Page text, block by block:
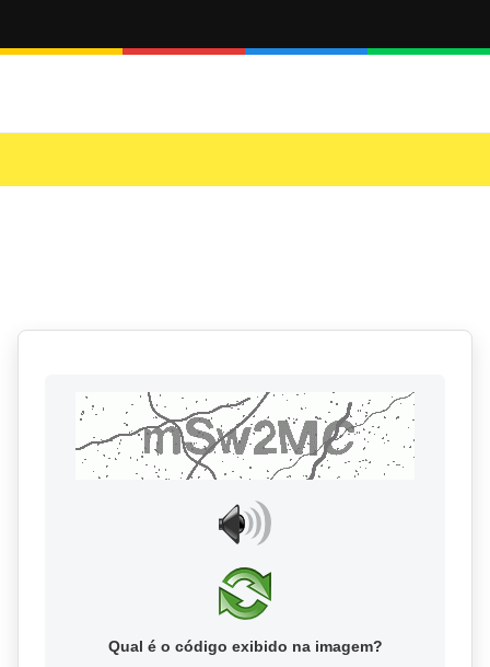
Qual é o código exibido na imagem?